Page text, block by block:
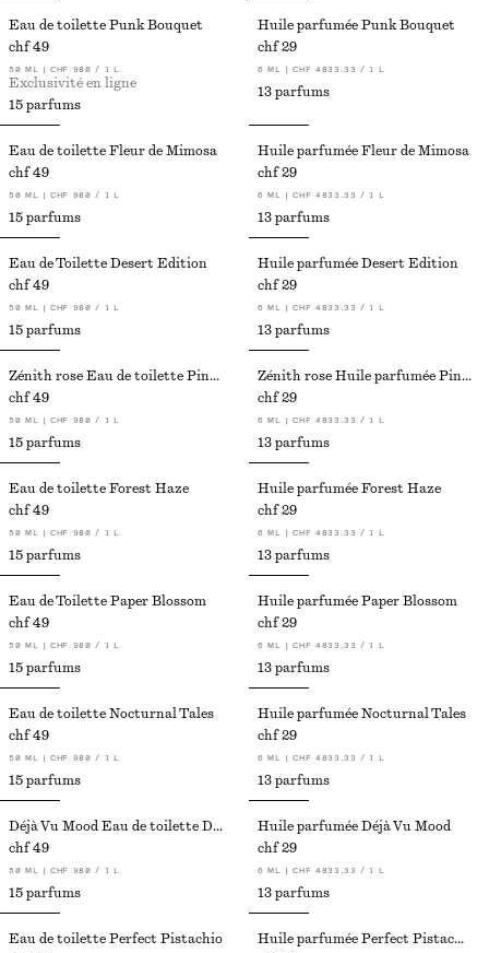
Eau de toilette Punk Bouquet
chf 49
50 ML | CHF 980 / 1 L
15 parfums
Exclusivité en ligne
Huile parfumée Punk Bouquet
chf 29
6 ML | CHF 4833.33 / 1 L
13 parfums
Eau de toilette Fleur de Mimosa​
chf 49
50 ML | CHF 980 / 1 L
15 parfums
Huile parfumée Fleur de Mimosa
chf 29
6 ML | CHF 4833.33 / 1 L
13 parfums
Eau de Toilette Desert Edition
chf 49
50 ML | CHF 980 / 1 L
15 parfums
Huile parfumée Desert Edition
chf 29
6 ML | CHF 4833.33 / 1 L
13 parfums
Zénith rose Eau de toilette Pink Noon
chf 49
50 ML | CHF 980 / 1 L
15 parfums
Zénith rose Huile parfumée Pink Noon
chf 29
6 ML | CHF 4833.33 / 1 L
13 parfums
Eau de toilette Forest Haze
chf 49
50 ML | CHF 980 / 1 L
15 parfums
Huile parfumée Forest Haze
chf 29
6 ML | CHF 4833.33 / 1 L
13 parfums
Eau de Toilette Paper Blossom
chf 49
50 ML | CHF 980 / 1 L
15 parfums
Huile parfumée Paper Blossom
chf 29
6 ML | CHF 4833.33 / 1 L
13 parfums
Eau de toilette Nocturnal Tales
chf 49
50 ML | CHF 980 / 1 L
15 parfums
Huile parfumée Nocturnal Tales
chf 29
6 ML | CHF 4833.33 / 1 L
13 parfums
Déjà Vu Mood Eau de toilette Dejà Vu Mood
chf 49
50 ML | CHF 980 / 1 L
15 parfums
Huile parfumée Déjà Vu Mood
chf 29
6 ML | CHF 4833.33 / 1 L
13 parfums
Eau de toilette Perfect Pistachio​
Huile parfumée Perfect Pistachio​